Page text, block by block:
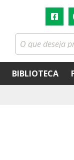
BIBLIOTECA